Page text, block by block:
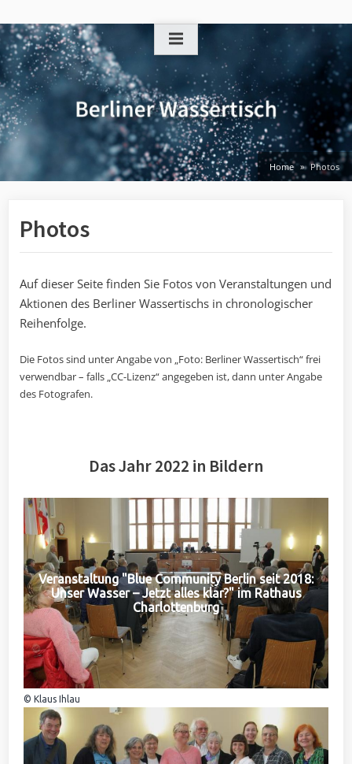
to
content
Home Photos
Photos
Auf dieser Seite finden Sie Fotos von Veranstaltungen und
Aktionen des Berliner Wassertischs in chronologischer
Reihenfolge.
Die Fotos sind unter Angabe von „Foto: Berliner Wassertisch“ frei
verwendbar – falls „CC-Lizenz“ angegeben ist, dann unter Angabe
des Fotografen.
Das Jahr 2022 in Bildern
Veranstaltung "Blue Community Berlin seit 2018:
Unser Wasser – Jetzt alles klar?" im Rathaus
Charlottenburg
© Klaus Ihlau